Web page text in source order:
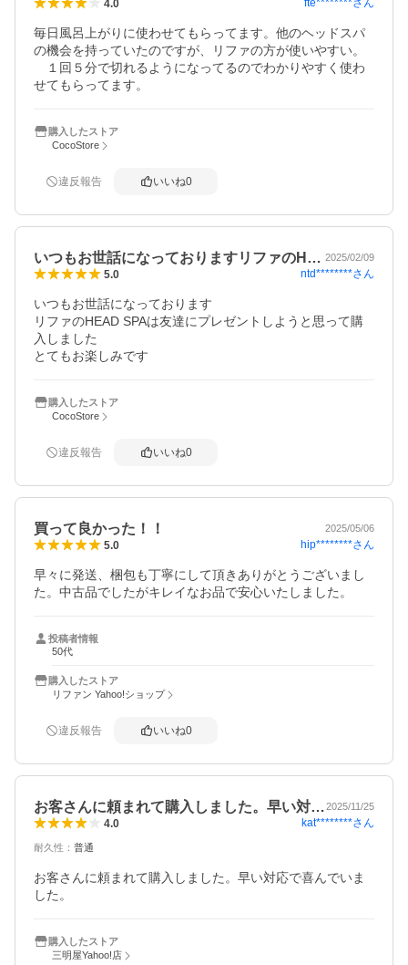
4.0 fte********さん
毎日風呂上がりに使わせてもらってます。他のヘッドスパ
の機会を持っていたのですが、リファの方が使いやすい。
１回５分で切れるようになってるのでわかりやすく使わ
せてもらってます。
購入したストア
CocoStore
違反報告 いいね0
いつもお世話になっておりますリファのH… 2025/02/09
5.0 ntd********さん
いつもお世話になっております
リファのHEAD SPAは友達にプレゼントしようと思って購
入しました
とてもお楽しみです
購入したストア
CocoStore
違反報告 いいね0
買って良かった！！ 2025/05/06
5.0 hip********さん
早々に発送、梱包も丁寧にして頂きありがとうございまし
た。中古品でしたがキレイなお品で安心いたしました。
投稿者情報
50代
購入したストア
リファン Yahoo!ショップ
違反報告 いいね0
お客さんに頼まれて購入しました。早い対…2025/11/25
4.0 kat********さん
耐久性 ： 普通
お客さんに頼まれて購入しました。早い対応で喜んでいま
した。
購入したストア
三明屋Yahoo!店